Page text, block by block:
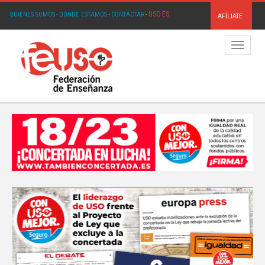
QUIÉNES SOMOS· DÓNDE ESTAMOS· CONTACTAR· USO.ES AFÍLIATE
Menú